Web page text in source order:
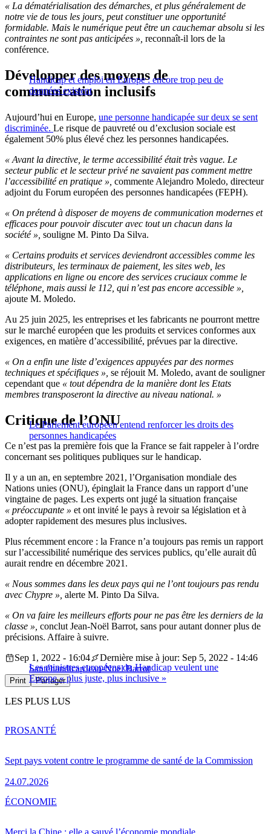
« La dématérialisation des démarches, et plus généralement de
notre vie de tous les jours, peut constituer une opportunité
formidable. Mais le numérique peut être un cauchemar absolu si les
contraintes ne sont pas anticipées », reconnaît-il lors de la
conférence.
Handicap et emploi en Europe : encore trop peu de
données existent
Développer des moyens de
communication inclusifs
Aujourd’hui en Europe, une personne handicapée sur deux se sent
discriminée. Le risque de pauvreté ou d’exclusion sociale est
également 50% plus élevé chez les personnes handicapées.
« Avant la directive, le terme accessibilité était très vague. Le
secteur public et le secteur privé ne savaient pas comment mettre
l’accessibilité en pratique », commente Alejandro Moledo, directeur
adjoint du Forum européen des personnes handicapées (FEPH).
« On prétend à disposer de moyens de communication modernes et
efficaces pour pouvoir discuter avec tout un chacun dans la
société », souligne M. Pinto Da Silva.
« Certains produits et services deviendront accessibles comme les
distributeurs, les terminaux de paiement, les sites web, les
applications en ligne ou encore des services cruciaux comme le
téléphone, mais aussi le 112, qui n’est pas encore accessible »,
ajoute M. Moledo.
Au 25 juin 2025, les entreprises et les fabricants ne pourront mettre
sur le marché européen que les produits et services conformes aux
exigences, en matière d’accessibilité, prévues par la directive.
« On a enfin une liste d’exigences appuyées par des normes
techniques et spécifiques », se réjouit M. Moledo, avant de souligner
cependant que « tout dépendra de la manière dont les Etats
membres transposeront la directive au niveau national. »
Le Parlement européen entend renforcer les droits des
personnes handicapées
Critique de l’ONU
Ce n’est pas la première fois que la France se fait rappeler à l’ordre
concernant ses politiques publiques sur le handicap.
Il y a un an, en septembre 2021, l’Organisation mondiale des
Nations unies (ONU), épinglait la France dans un rapport d’une
vingtaine de pages. Les experts ont jugé la situation française
« préoccupante » et ont invité le pays à revoir sa législation et à
adopter rapidement des mesures plus inclusives.
Plus récemment encore : la France n’a toujours pas remis un rapport
sur l’accessibilité numérique des services publics, qu’elle aurait dû
aurait rendre en décembre 2021.
« Nous sommes dans les deux pays qui ne l’ont toujours pas rendu
avec Chypre », alerte M. Pinto Da Silva.
« On va faire les meilleurs efforts pour ne pas être les derniers de la
classe », conclut Jean-Noël Barrot, sans pour autant donner plus de
précisions. Affaire à suivre.
Les ministres européens du Handicap veulent une
Europe « plus juste, plus inclusive »
Sep 1, 2022 - 16:04
Dernière mise à jour: Sep 5, 2022 - 14:46
SantéhandicapJean-Noël Barrot
Print Partager
LES PLUS LUS
Sept pays votent contre le programme de santé de la Commission
24.07.2026
PROSANTÉ
ÉCONOMIE